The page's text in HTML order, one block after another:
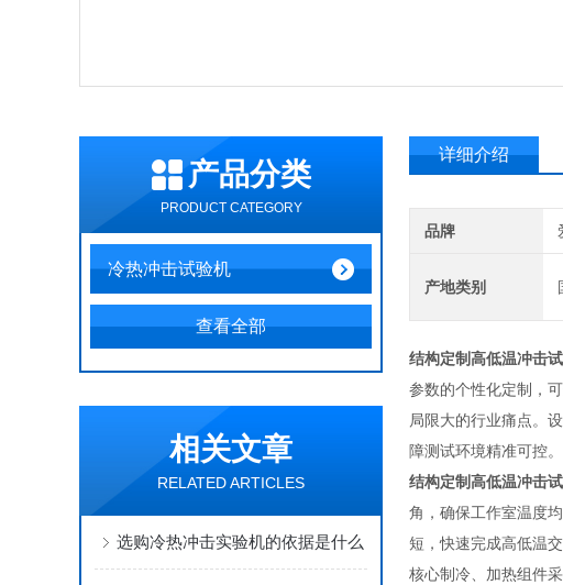
产品分类
PRODUCT CATEGORY
冷热冲击试验机
查看全部
相关文章
RELATED ARTICLES
选购冷热冲击实验机的依据是什么
详细介绍
品牌
产地类别
结构定制高低温冲击
参数的个性化定制，
局限大的行业痛点。
障测试环境精准可控。
结构定制高低温冲击
角，确保工作室温度
短，快速完成高低温
核心制冷、加热组件